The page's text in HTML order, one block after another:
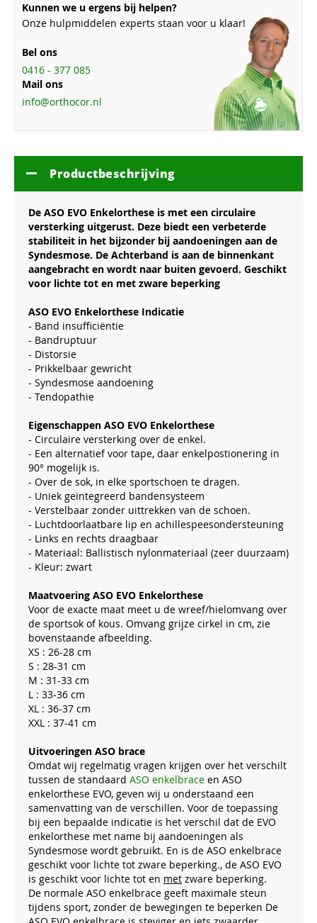
Kunnen we u ergens bij helpen?
Onze hulpmiddelen experts staan voor u klaar!
Bel ons
0416 - 377 085
Mail ons
info@orthocor.nl
Productbeschrijving
De ASO EVO Enkelorthese is met een circulaire
versterking uitgerust. Deze biedt een verbeterde
stabiliteit in het bijzonder bij aandoeningen aan de
Syndesmose. De Achterband is aan de binnenkant
aangebracht en wordt naar buiten gevoerd. Geschikt
voor lichte tot en met zware beperking
ASO EVO Enkelorthese Indicatie
- Band insufficiëntie
- Bandruptuur
- Distorsie
- Prikkelbaar gewricht
- Syndesmose aandoening
- Tendopathie
Eigenschappen ASO EVO Enkelorthese
- Circulaire versterking over de enkel.
- Een alternatief voor tape, daar enkelpostionering in
90° mogelijk is.
- Over de sok, in elke sportschoen te dragen.
- Uniek geïntegreerd bandensysteem
- Verstelbaar zonder uittrekken van de schoen.
- Luchtdoorlaatbare lip en achillespeesondersteuning
- Links en rechts draagbaar
- Materiaal: Ballistisch nylonmateriaal (zeer duurzaam)
- Kleur: zwart
Maatvoering ASO EVO Enkelorthese
Voor de exacte maat meet u de wreef/hielomvang over
de sportsok of kous. Omvang grijze cirkel in cm, zie
bovenstaande afbeelding.
XS : 26-28 cm
S : 28-31 cm
M : 31-33 cm
L : 33-36 cm
XL : 36-37 cm
XXL : 37-41 cm
Uitvoeringen ASO brace
Omdat wij regelmatig vragen krijgen over het verschilt
tussen de standaard ASO enkelbrace en ASO
enkelorthese EVO, geven wij u onderstaand een
samenvatting van de verschillen. Voor de toepassing
bij een bepaalde indicatie is het verschil dat de EVO
enkelorthese met name bij aandoeningen als
Syndesmose wordt gebruikt. En is de ASO enkelbrace
geschikt voor lichte tot zware beperking., de ASO EVO
is geschikt voor lichte tot en met zware beperking.
De normale ASO enkelbrace geeft maximale steun
tijdens sport, zonder de bewegingen te beperken De